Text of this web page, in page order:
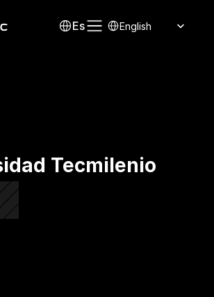
Es Select Language
English
Tecmilenio